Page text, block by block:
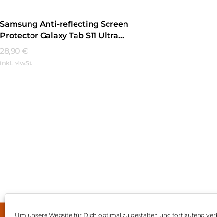
Um unsere Website für Dich optimal zu gestalten und fortlaufend
Samsung Anti-reflecting Screen
Protector Galaxy Tab S11 Ultra
Transparent
28,90 €
inkl. MwSt.